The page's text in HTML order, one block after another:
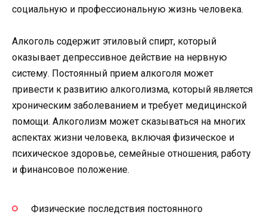
социальную и профессиональную жизнь человека.
Алкоголь содержит этиловый спирт, который
оказывает депрессивное действие на нервную
систему. Постоянный прием алкоголя может
привести к развитию алкоголизма, который является
хроническим заболеванием и требует медицинской
помощи. Алкоголизм может сказываться на многих
аспектах жизни человека, включая физическое и
психическое здоровье, семейные отношения, работу
и финансовое положение.
Физические последствия постоянного